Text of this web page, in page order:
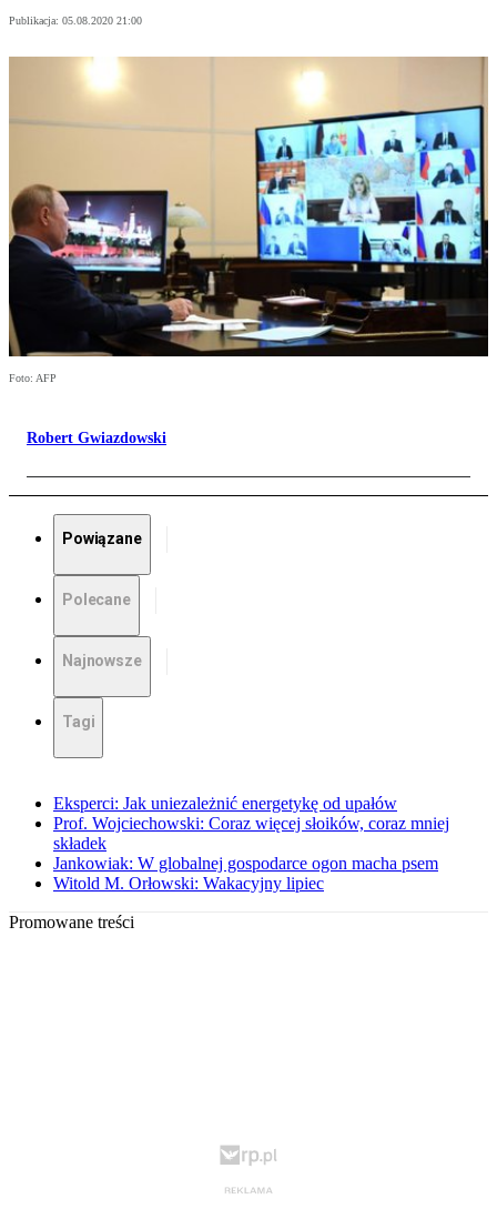
Publikacja: 05.08.2020 21:00
Foto: AFP
Robert Gwiazdowski
Powiązane
Polecane
Najnowsze
Tagi
Eksperci: Jak uniezależnić energetykę od upałów
Prof. Wojciechowski: Coraz więcej słoików, coraz mniej
składek
Jankowiak: W globalnej gospodarce ogon macha psem
Witold M. Orłowski: Wakacyjny lipiec
Promowane treści